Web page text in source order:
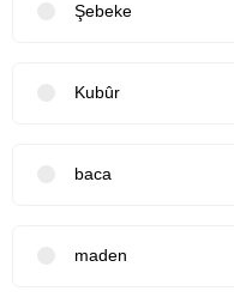
Şebeke
Kubûr
baca
maden